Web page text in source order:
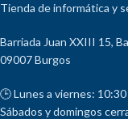
Tienda de informática y
Barriada Juan XXIII 15,
09007 Burgos
🕒 Lunes a viernes:
Sábados y domingos